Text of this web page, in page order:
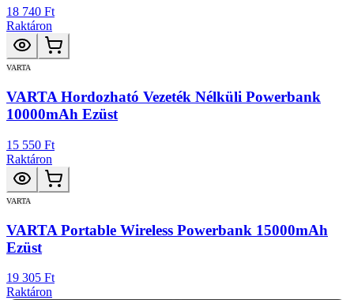
18 740 Ft
Raktáron
VARTA
VARTA Hordozható Vezeték Nélküli Powerbank
10000mAh Ezüst
15 550 Ft
Raktáron
VARTA
VARTA Portable Wireless Powerbank 15000mAh
Ezüst
19 305 Ft
Raktáron